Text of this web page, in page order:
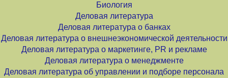
Биология
Деловая литература
Деловая литература о банках
Деловая литература о внешнеэкономической деятельности
Деловая литература о маркетинге, PR и рекламе
Деловая литература о менеджменте
Деловая литература об управлении и подборе персонала